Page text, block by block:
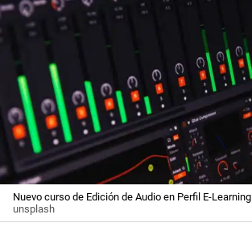
Nuevo curso de Edición de Audio en Perfil E-Learning
unsplash